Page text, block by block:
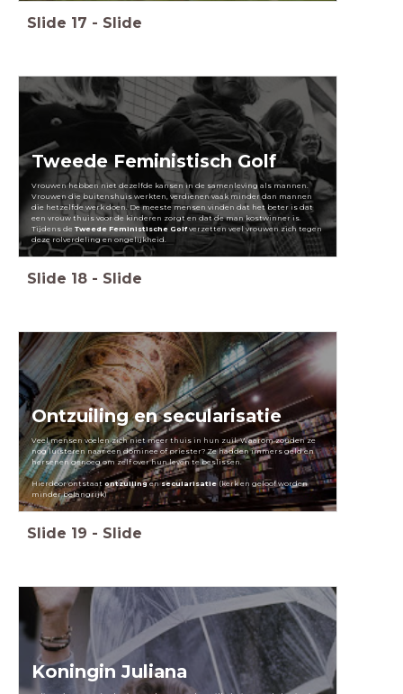
Slide 17 - Slide
Tweede Feministisch Golf
Vrouwen hebben niet dezelfde kansen in de samenleving als mannen.
Vrouwen die buitenshuis werkten, verdienen vaak minder dan mannen
die hetzelfde werk doen. De meeste mensen vinden dat het beter is dat
een vrouw thuis voor de kinderen zorgt en dat de man kostwinner is.
Tijdens de Tweede Feministische Golfverzetten veel vrouwen zich tegen
deze rolverdeling en ongelijkheid.
Slide 18 - Slide
Ontzuiling en secularisatie
Veel mensen voelen zich niet meer thuis in hun zuil. Waarom zouden ze
nog luisteren naar een dominee of priester? Ze hadden immers geld en
hersenen genoeg om zelf over hun leven te beslissen.
Hierdoor ontstaat ontzuilingensecularisatie (kerk en geloof worden
minder belangrijk)
Slide 19 - Slide
Koningin Juliana